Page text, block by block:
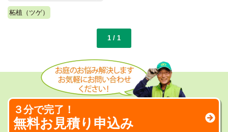
柘植（ツゲ）
1 / 1
３分で完了！
無料お見積り申込み